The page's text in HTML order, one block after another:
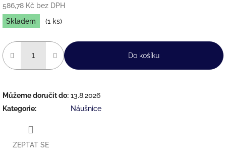
586,78 Kč bez DPH
Měrná
cena:
Skladem (1 ks)
Do košíku
Můžeme doručit do: 13.8.2026
Kategorie: Náušnice
ZEPTAT SE